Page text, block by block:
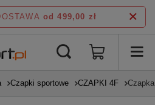
od 499,00 zł
Czapki sportowe CZAPKI 4F